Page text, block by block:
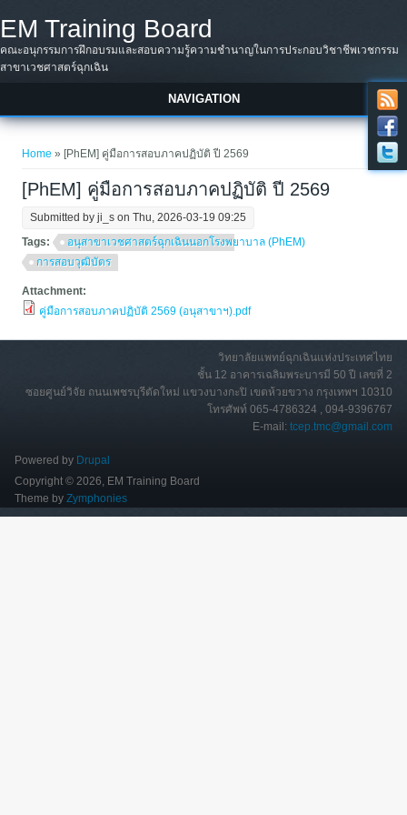
EM Training Board
คณะอนุกรรมการฝึกอบรมและสอบความรู้ความชำนาญในการประกอบวิชาชีพเวชกรรม
สาขาเวชศาสตร์ฉุกเฉิน
NAVIGATION
You are here
Home » [PhEM] คู่มือการสอบภาคปฏิบัติ ปี 2569
[PhEM] คู่มือการสอบภาคปฏิบัติ ปี 2569
Submitted byji_s on Thu, 2026-03-19 09:25
Tags:
อนุสาขาเวชศาสตร์ฉุกเฉินนอกโรงพยาบาล (PhEM)
การสอบวุฒิบัตร
Attachment:
คู่มือการสอบภาคปฏิบัติ 2569 (อนุสาขาฯ).pdf
วิทยาลัยแพทย์ฉุกเฉินแห่งประเทศไทย
ชั้น 12 อาคารเฉลิมพระบารมี 50 ปี เลขที่ 2
ซอยศูนย์วิจัย ถนนเพชรบุรีตัดใหม่ แขวงบางกะปิ เขตห้วยขวาง กรุงเทพฯ 10310
โทรศัพท์ 065-4786324 , 094-9396767
E-mail:tcep.tmc@gmail.com
Powered by Drupal
Copyright © 2026, EM Training Board
Theme by Zymphonies